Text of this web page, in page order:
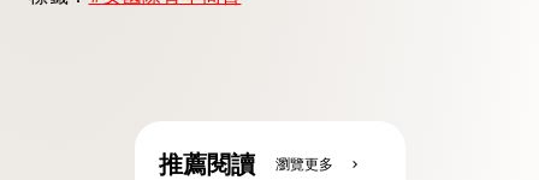
推薦閱讀 瀏覽更多 chevron_right